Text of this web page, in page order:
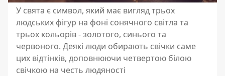
У свята є символ, який має вигляд трьох
людських фігур на фоні сонячного світла та
трьох кольорів - золотого, синього та
червоного. Деякі люди обирають свічки саме
цих відтінків, доповнюючи четвертою білою
свічкою на честь людяності